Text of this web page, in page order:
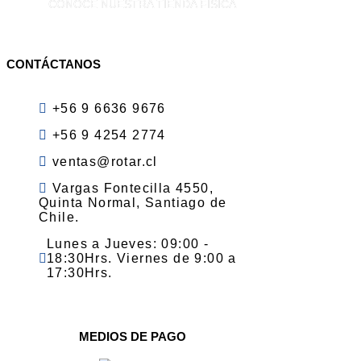
CONTÁCTANOS
+56 9 6636 9676
+56 9 4254 2774
ventas@rotar.cl
Vargas Fontecilla 4550,
Quinta Normal, Santiago de
Chile.
Lunes a Jueves: 09:00 -
18:30Hrs. Viernes de 9:00 a
17:30Hrs.
MEDIOS DE PAGO